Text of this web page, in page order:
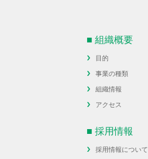
■ 組織概要
目的
事業の種類
組織情報
アクセス
■ 採用情報
採用情報について